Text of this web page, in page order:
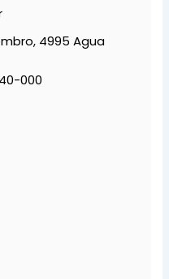
4995 Agua
000